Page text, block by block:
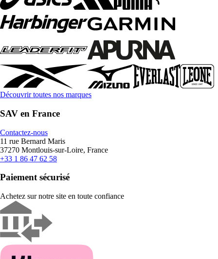
Découvrir toutes nos marques
SAV en France
Contactez-nous
11 rue Bernard Maris
37270 Montlouis-sur-Loire, France
+33 1 86 47 62 58
Paiement sécurisé
Achetez sur notre site en toute confiance